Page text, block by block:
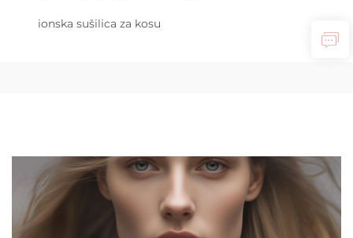
ionska sušilica za kosu